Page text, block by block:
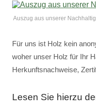
Auszug aus unserer
Für uns ist Holz kein
woher unser Holz für Ihr
Herkunftsnachweise,
Lesen Sie hierzu